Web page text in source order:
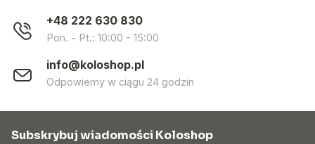
+48 222 630 830
Pon. - Pt.: 10:00 - 15:00
info@koloshop.pl
Odpowiemy w ciągu 24 godzin
Subskrybuj wiadomości Koloshop